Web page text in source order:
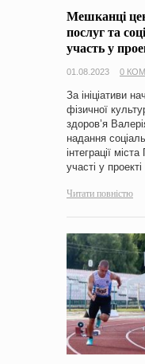
Мешканці
послуг та
участь у
01.08.2023 0
За ініціативи
фізичної
здоров’я
надання
інтеграції
участі у
Читати повністю